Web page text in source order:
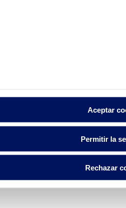
Aceptar
Permitir la
Rechazar